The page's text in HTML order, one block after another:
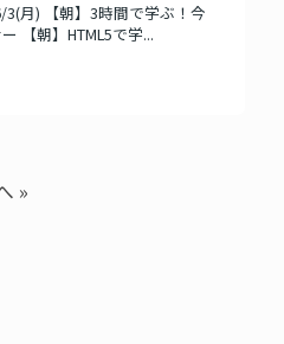
月) 【朝】3時間で学ぶ！今
【朝】HTML5で学...
»